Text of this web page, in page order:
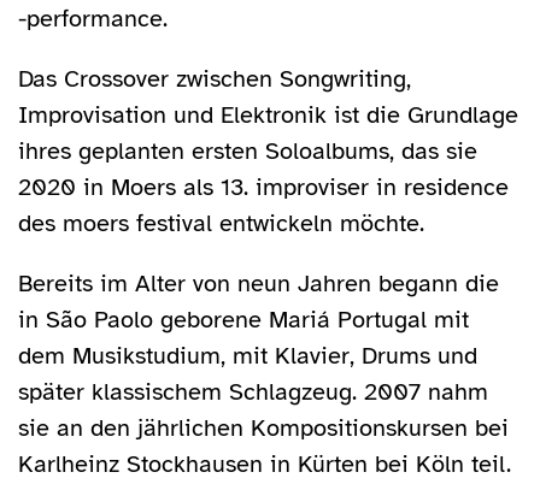
-performance.
Das Crossover zwischen Songwriting,
Improvisation und Elektronik ist die Grundlage
ihres geplanten ersten Soloalbums, das sie
2020 in Moers als 13. improviser in residence
des moers festival entwickeln möchte.
Bereits im Alter von neun Jahren begann die
in São Paolo geborene Mariá Portugal mit
dem Musikstudium, mit Klavier, Drums und
später klassischem Schlagzeug. 2007 nahm
sie an den jährlichen Kompositionskursen bei
Karlheinz Stockhausen in Kürten bei Köln teil.